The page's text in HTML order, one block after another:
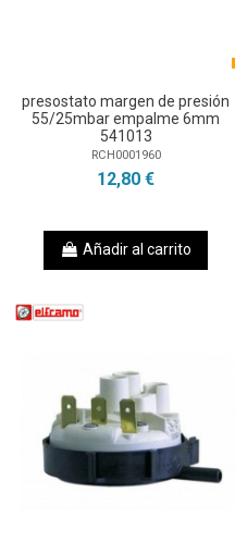
presostato margen de presión
55/25mbar empalme 6mm
541013
RCH0001960
12,80 €
Añadir al carrito